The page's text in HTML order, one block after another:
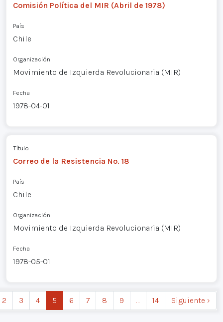
Comisión Política del MIR (Abril de 1978)
País
Chile
Organización
Movimiento de Izquierda Revolucionaria (MIR)
Fecha
1978-04-01
Título
Correo de la Resistencia No. 18
País
Chile
Organización
Movimiento de Izquierda Revolucionaria (MIR)
Fecha
1978-05-01
2 3 4 5 6 7 8 9 … 14 Siguiente ›